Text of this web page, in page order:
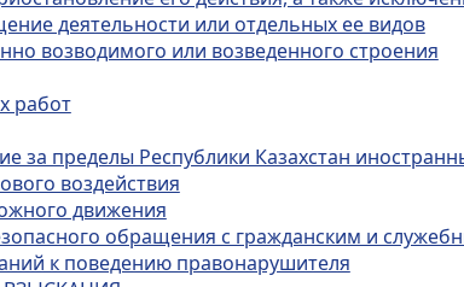
деятельности или отдельных ее видов
возводимого или возведенного строения
работ
за пределы Республики Казахстан
воздействия
движения
обращения с гражданским и
к поведению правонарушителя